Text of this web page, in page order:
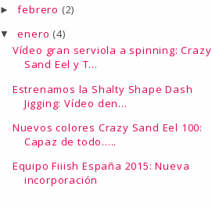
►febrero (2)
▼enero (4)
Vídeo gran serviola a spinning: Crazy
Sand Eel y T...
Estrenamos la Shalty Shape Dash
Jigging: Vídeo den...
Nuevos colores Crazy Sand Eel 100:
Capaz de todo.....
Equipo Fiiish España 2015: Nueva
incorporación